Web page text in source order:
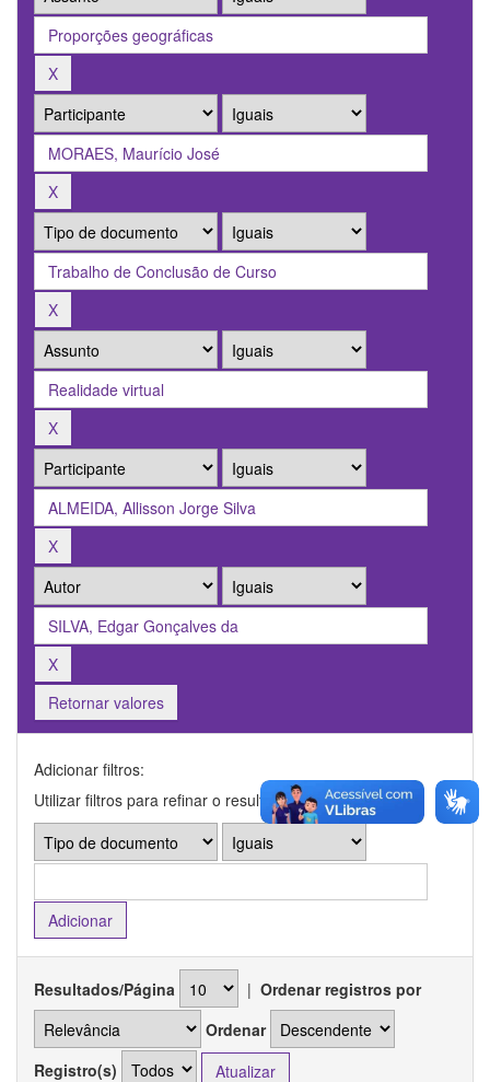
Retornar valores
Adicionar filtros:
Utilizar filtros para refinar o resultado de busca.
Resultados/Página | Ordenar registros por
Ordenar
Registro(s)